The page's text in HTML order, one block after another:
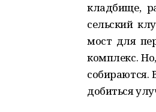
кладбище,
сельский
мост для
комплекс.
собираются.
добиться